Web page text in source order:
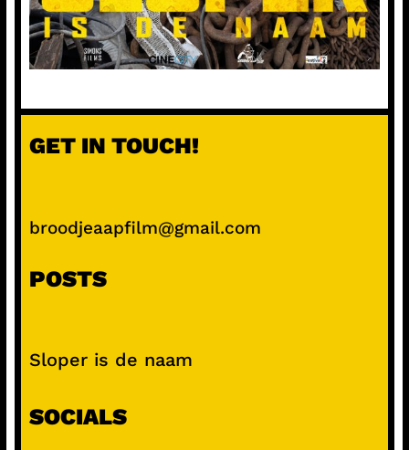
GET IN TOUCH!
broodjeaapfilm@gmail.com
POSTS
Sloper is de naam
SOCIALS